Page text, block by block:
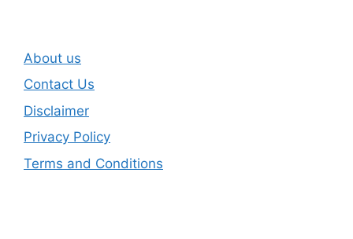
About us
Contact Us
Disclaimer
Privacy Policy
Terms and Conditions